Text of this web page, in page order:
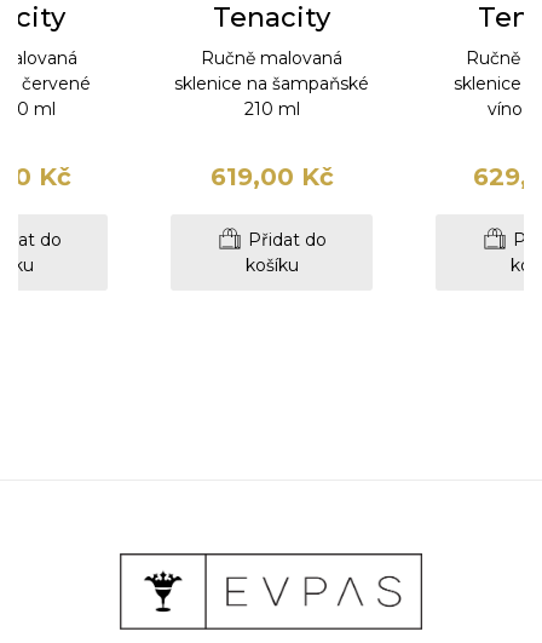
červené
ml
Kč
do
Tenacity
Ručně malovaná
sklenice na šampaňské
210 ml
619,00 Kč
Přidat do
košíku
Ručně
sklenice
víno
Pine